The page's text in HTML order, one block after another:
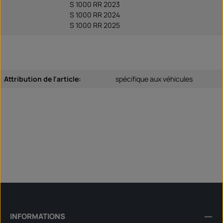
S 1000 RR 2023
S 1000 RR 2024
S 1000 RR 2025
Attribution de l'article: spécifique aux véhicules
INFORMATIONS